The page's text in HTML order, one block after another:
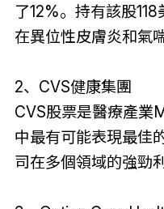
了12%。持有該股
在異位性皮膚炎和氣
2、CVS健康集團
CVS股票是醫療產業
中最有可能表現最佳
司在多個領域的強勁